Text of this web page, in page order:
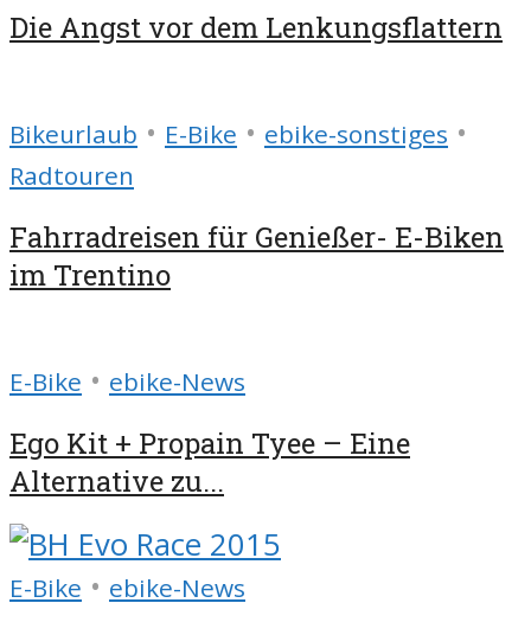
Die Angst vor dem Lenkungsflattern
Bikeurlaub • E-Bike • ebike-sonstiges •
Radtouren
Fahrradreisen für Genießer- E-Biken
im Trentino
E-Bike • ebike-News
Ego Kit + Propain Tyee – Eine
Alternative zu...
E-Bike • ebike-News